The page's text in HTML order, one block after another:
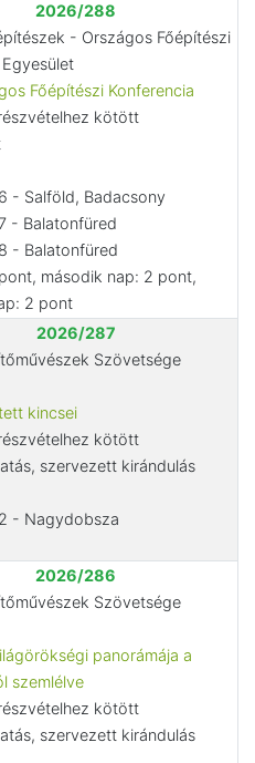
2026/288
- Országos Főépítészi
Főépítészi Konferencia
kötött
- Salföld, Badacsony
- Balatonfüred
- Balatonfüred
második nap: 2 pont,
2 pont
2026/287
Szövetsége
kincsei
kötött
szervezett kirándulás
- Nagydobsza
2026/286
Szövetsége
panorámája a
szemlélve
kötött
szervezett kirándulás